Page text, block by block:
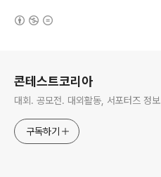
콘테스트코리아
대회. 공모전. 대외활동, 서포터즈 정보
구독하기